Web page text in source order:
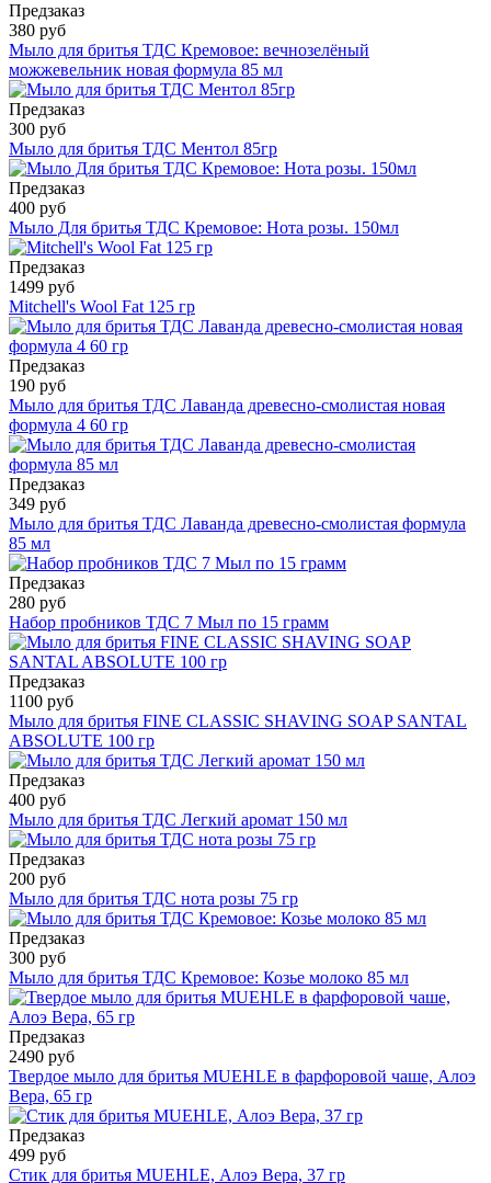
Предзаказ
380 руб
Мыло для бритья ТДС Кремовое: вечнозелёный
можжевельник новая формула 85 мл
Предзаказ
300 руб
Мыло для бритья ТДС Ментол 85гр
Предзаказ
400 руб
Мыло Для бритья ТДС Кремовое: Нота розы. 150мл
Предзаказ
1499 руб
Mitchell's Wool Fat 125 гр
Предзаказ
190 руб
Мыло для бритья ТДС Лаванда древесно-смолистая новая
формула 4 60 гр
Предзаказ
349 руб
Мыло для бритья ТДС Лаванда древесно-смолистая формула
85 мл
Предзаказ
280 руб
Набор пробников ТДС 7 Мыл по 15 грамм
Предзаказ
1100 руб
Мыло для бритья FINE CLASSIC SHAVING SOAP SANTAL
ABSOLUTE 100 гр
Предзаказ
400 руб
Мыло для бритья ТДС Легкий аромат 150 мл
Предзаказ
200 руб
Мыло для бритья ТДС нота розы 75 гр
Предзаказ
300 руб
Мыло для бритья ТДС Кремовое: Козье молоко 85 мл
Предзаказ
2490 руб
Твердое мыло для бритья MUEHLE в фарфоровой чаше, Алоэ
Вера, 65 гр
Предзаказ
499 руб
Стик для бритья MUEHLE, Алоэ Вера, 37 гр